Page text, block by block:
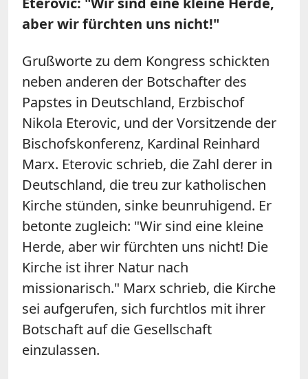
aber wir fürchten uns nicht!"
Grußworte zu dem Kongress schickten
neben anderen der Botschafter des
Papstes in Deutschland, Erzbischof
Nikola Eterovic, und der Vorsitzende der
Bischofskonferenz, Kardinal Reinhard
Marx. Eterovic schrieb, die Zahl derer in
Deutschland, die treu zur katholischen
Kirche stünden, sinke beunruhigend. Er
betonte zugleich: "Wir sind eine kleine
Herde, aber wir fürchten uns nicht! Die
Kirche ist ihrer Natur nach
missionarisch." Marx schrieb, die Kirche
sei aufgerufen, sich furchtlos mit ihrer
Botschaft auf die Gesellschaft
einzulassen.